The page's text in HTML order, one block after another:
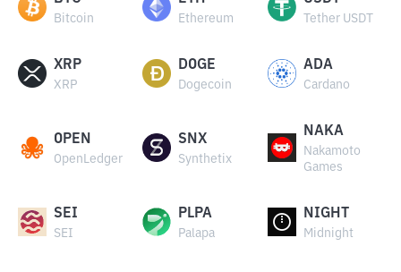
Bitcoin Ethereum Tether USDT
XRP
XRP
DOGE
Dogecoin
ADA
Cardano
OPEN
OpenLedger
SNX
Synthetix
NAKA
Nakamoto
Games
SEI
SEI
PLPA
Palapa
NIGHT
Midnight